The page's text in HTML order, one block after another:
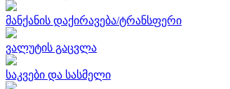
მანქანის დაქირავება/ტრანსფერი
ვალუტის გაცვლა
საკვები და სასმელი